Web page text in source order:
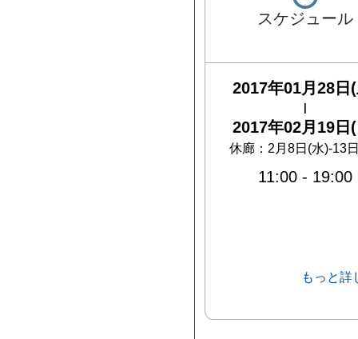
スケジュール
2017年01月28日
2017年02月19日
休廊：2月8日(水)-13
11:00- 19:00
もっと詳